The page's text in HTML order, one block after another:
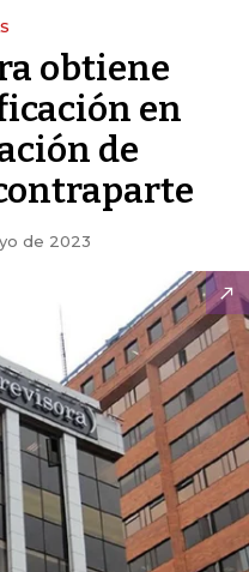
obtiene
en
de
de 2023